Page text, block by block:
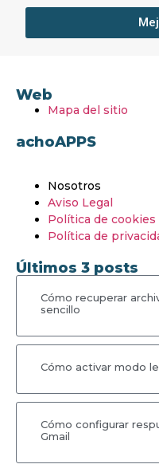
Web
Mapa del sitio
achoAPPS
Nosotros
Aviso Legal
Política de cookies
Política de
Últimos 3 posts
Cómo recuperar
sencillo
Cómo activar modo
Cómo configurar
Gmail